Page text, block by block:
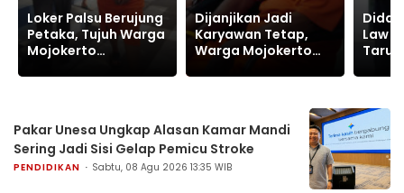
Loker Palsu Berujung
Petaka, Tujuh Warga
Mojokerto
Juta
Dijanjikan Jadi
Karyawan Tetap,
Warga Mojokerto
Rp630 Juta
Law
Pakar Unesa Ungkap Alasan Kamar Mandi
Sering Jadi Sisi Gelap Pemicu Stroke
PENDIDIKAN Sabtu, 08 Agu 2026 13:35 WIB